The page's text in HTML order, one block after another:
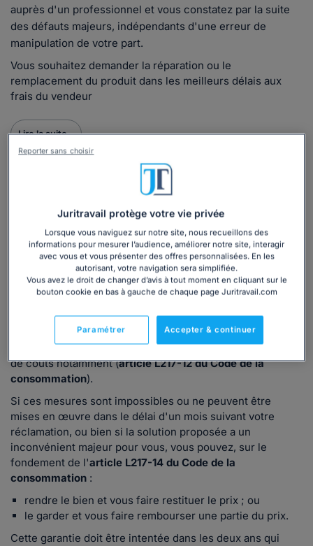
auprès d'un professionnel et vous constatez par la suite
des défauts majeurs, indépendants d'une erreur de
manipulation de votre part.
Vous souhaitez demander la réparation ou le
remplacement du produit dans les meilleurs délais aux
frais du vendeur
Lire la suite
En plus de la garantie commerciale offerte par le vendeur
et de la garantie légale des vices cachés, vous pouvez
invoquer la garantie légale de conformité au titre des
articles L217-3 et suivants du Code de la
consommation.
Elle est obligatoire pour les vendeurs professionnels. Elle
vous permet de demander la réparation ou le
remplacement du bien dans un premier temps. Mais c'est
le vendeur qui choisit la solution la plus adaptée en termes
de coûts notamment (article L217-12 du Code de la
consommation).
Si ces mesures sont impossibles ou ne peuvent être
mises en œuvre dans le délai d'un mois suivant votre
réclamation, ou bien si la solution proposée a un
inconvénient majeur pour vous, vous pouvez, sur le
fondement de l'article L217-14 du Code de la
consommation :
rendre le bien et vous faire restituer le prix ; ou
le garder et vous faire rembourser une partie du prix.
Cette garantie doit être intentée dans les deux ans qui
Juritravail protège votre vie privée
Lorsque vous naviguez sur notre site, nous recueillons des
informations pour mesurer l’audience, améliorer notre site, interagir
avec vous et vous présenter des offres personnalisées. En les
autorisant, votre navigation sera simplifiée.
Vous avez le droit de changer d’avis à tout moment en cliquant sur le
bouton cookie en bas à gauche de chaque page Juritravail.com
Accepter & continuer
Paramétrer
Reporter sans choisir